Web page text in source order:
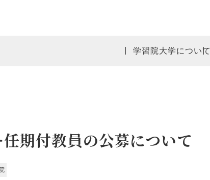
学習院大学について
期付教員の公募について